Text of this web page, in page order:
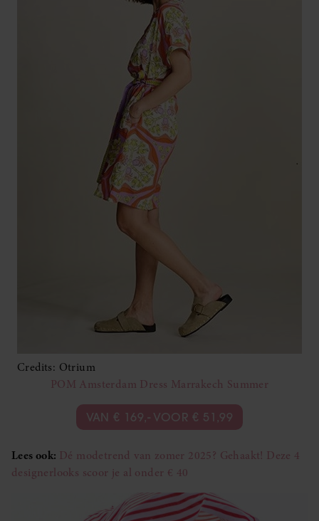
Credits: Otrium
POM Amsterdam Dress Marrakech Summer
VAN € 169,- VOOR € 51,99
Lees ook: Dé modetrend van zomer 2025? Gehaakt! Deze 4
designerlooks scoor je al onder € 40